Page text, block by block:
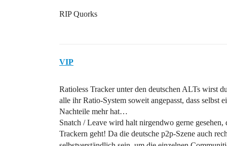
RIP Quorks
VIP
Ratioless Tracker unter den deutschen ALTs wirst
alle ihr Ratio-System soweit angepasst, dass
Nachteile mehr hat…
Snatch / Leave wird halt nirgendwo gerne
Trackern geht! Da die deutsche p2p-Szene auch